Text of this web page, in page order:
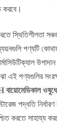
করবে।
স্থিতিশীলতা
পণ্যটি
এই পণ্যগুলির
পদ্ধতি
করতে সাহায্য